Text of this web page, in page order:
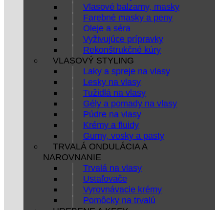
Vlasové balzamy, masky
Farebné masky a peny
Oleje a séra
Vyživujúce prípravky
Rekonštrukčné kúry
VLASOVÝ STYLING
Laky a spreje na vlasy
Lesky na vlasy
Tužidlá na vlasy
Gély a pomady na vlasy
Púdre na vlasy
Krémy a fluidy
Gumy, vosky a pasty
TRVALÁ ONDULÁCIA A
NAROVNANIE
Trvalá na vlasy
Ustaľovače
Vyrovnávacie krémy
Pomôcky na trvalú